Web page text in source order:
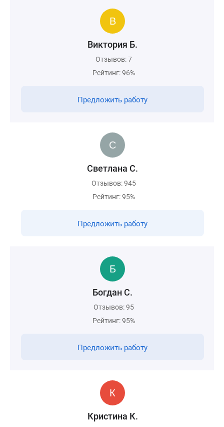
Виктория Б.
Отзывов: 7
Рейтинг: 96%
Предложить работу
Светлана С.
Отзывов: 945
Рейтинг: 95%
Предложить работу
Богдан С.
Отзывов: 95
Рейтинг: 95%
Предложить работу
Кристина К.